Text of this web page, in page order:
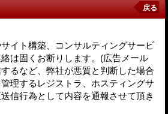
戻る
イト構築、コンサルティングサービ
は固くお断りします。(広告メール
るなど、弊社が悪質と判断した場合
理するレジストラ、ホスティングサ
信行為として内容を通報させて頂き